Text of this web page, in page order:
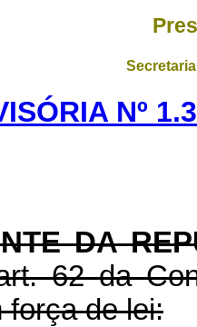
Nº
DA
62 da
força de lei: